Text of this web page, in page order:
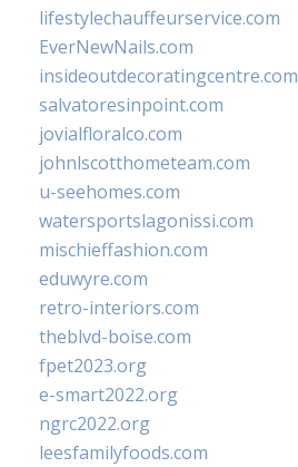
lifestylechauffeurservice.com
EverNewNails.com
insideoutdecoratingcentre.com
salvatoresinpoint.com
jovialfloralco.com
johnlscotthometeam.com
u-seehomes.com
watersportslagonissi.com
mischieffashion.com
eduwyre.com
retro-interiors.com
theblvd-boise.com
fpet2023.org
e-smart2022.org
ngrc2022.org
leesfamilyfoods.com